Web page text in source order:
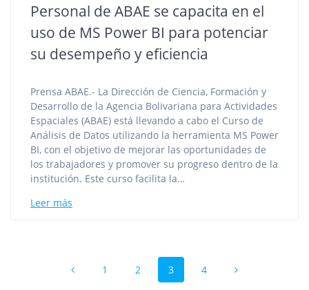
Personal de ABAE se capacita en el
uso de MS Power BI para potenciar
su desempeño y eficiencia
Prensa ABAE.- La Dirección de Ciencia, Formación y
Desarrollo de la Agencia Bolivariana para Actividades
Espaciales (ABAE) está llevando a cabo el Curso de
Análisis de Datos utilizando la herramienta MS Power
BI, con el objetivo de mejorar las oportunidades de
los trabajadores y promover su progreso dentro de la
institución. Este curso facilita la…
Leer más
Página
1 Página
2 Página
3 Página
4